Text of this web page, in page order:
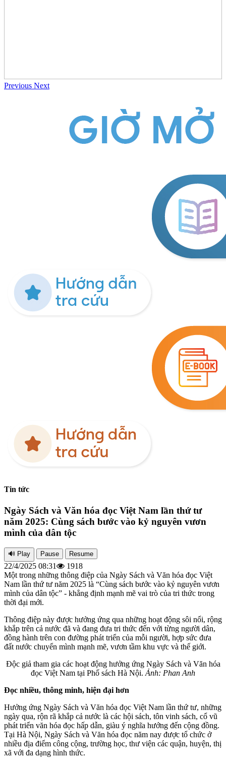
Previous Next
Tin tức
Ngày Sách và Văn hóa đọc Việt Nam lần thứ tư
năm 2025: Cùng sách bước vào kỷ nguyên vươn
mình của dân tộc
22/4/2025 08:31
1918
Một trong những thông điệp của Ngày Sách và Văn hóa đọc Việt
Nam lần thứ tư năm 2025 là “Cùng sách bước vào kỷ nguyên vươn
mình của dân tộc” - khẳng định mạnh mẽ vai trò của tri thức trong
thời đại mới.
Thông điệp này được hưởng ứng qua những hoạt động sôi nổi, rộng
khắp trên cả nước đã và đang đưa tri thức đến với từng người dân,
đồng hành trên con đường phát triển của mỗi người, hợp sức đưa
đất nước chuyển mình mạnh mẽ, vươn tầm khu vực và thế giới.
Độc giả tham gia các hoạt động hưởng ứng Ngày Sách và Văn hóa
đọc Việt Nam tại Phố sách Hà Nội. Ảnh: Phan Anh
Đọc nhiều, thông minh, hiện đại hơn
Hưởng ứng Ngày Sách và Văn hóa đọc Việt Nam lần thứ tư, những
ngày qua, rộn rã khắp cả nước là các hội sách, tôn vinh sách, cổ vũ
phát triển văn hóa đọc hấp dẫn, giàu ý nghĩa hướng đến cộng đồng.
Tại Hà Nội, Ngày Sách và Văn hóa đọc năm nay được tổ chức ở
nhiều địa điểm công cộng, trường học, thư viện các quận, huyện, thị
xã với đa dạng hình thức.